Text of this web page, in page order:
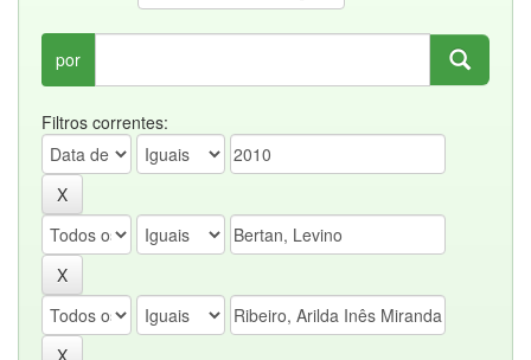
por
Filtros correntes: